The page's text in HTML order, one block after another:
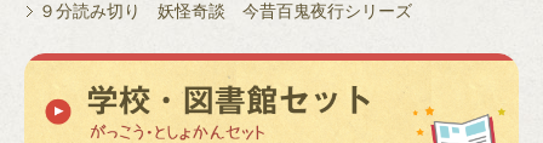
９分読み切り 妖怪奇談 今昔百鬼夜行シリーズ